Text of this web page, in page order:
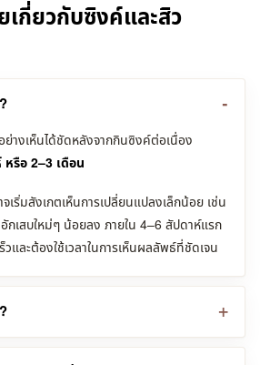
กี่ยวกับซิงค์และสิว
ย่างเห็นได้ชัดหลังจากกินซิงค์ต่อเนื่อง
รือ 2–3 เดือน
เริ่มสังเกตเห็นการเปลี่ยนแปลงเล็กน้อย เช่น
เสบใหม่ๆ น้อยลง ภายใน 4–6 สัปดาห์แรก
และต้องใช้เวลาในการเห็นผลลัพธ์ที่ชัดเจน